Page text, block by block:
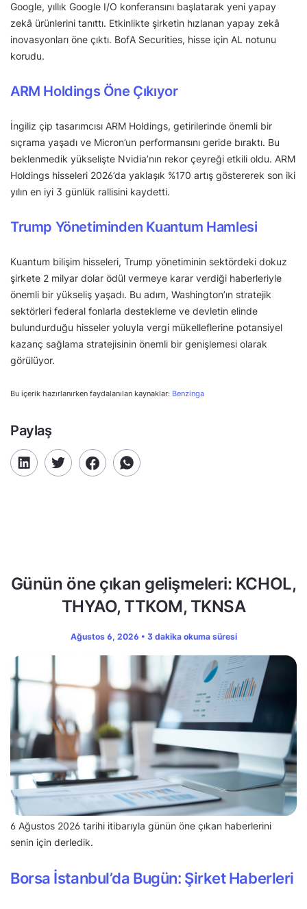
Google, yıllık Google I/O konferansını başlatarak yeni yapay
zekâ ürünlerini tanıttı. Etkinlikte şirketin hızlanan yapay zekâ
inovasyonları öne çıktı. BofA Securities, hisse için AL notunu
korudu.
ARM Holdings Öne Çıkıyor
İngiliz çip tasarımcısı ARM Holdings, getirilerinde önemli bir
sıçrama yaşadı ve Micron’un performansını geride bıraktı. Bu
beklenmedik yükselişte Nvidia’nın rekor çeyreği etkili oldu. ARM
Holdings hisseleri 2026’da yaklaşık %170 artış göstererek son iki
yılın en iyi 3 günlük rallisini kaydetti.
Trump Yönetiminden Kuantum Hamlesi
Kuantum bilişim hisseleri, Trump yönetiminin sektördeki dokuz
şirkete 2 milyar dolar ödül vermeye karar verdiği haberleriyle
önemli bir yükseliş yaşadı. Bu adım, Washington’ın stratejik
sektörleri federal fonlarla destekleme ve devletin elinde
bulundurduğu hisseler yoluyla vergi mükelleflerine potansiyel
kazanç sağlama stratejisinin önemli bir genişlemesi olarak
görülüyor.
Bu içerik hazırlanırken faydalanılan kaynaklar: Benzinga
Paylaş
Günün öne çıkan gelişmeleri: KCHOL,
THYAO, TTKOM, TKNSA
Ağustos 6, 2026 • 3 dakika okuma süresi
6 Ağustos 2026 tarihi itibarıyla günün öne çıkan haberlerini
senin için derledik.
Borsa İstanbul’da Bugün: Şirket Haberleri